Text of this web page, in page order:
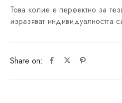
Това колие е перфектно за
изразяват индивидуалността
Share on: